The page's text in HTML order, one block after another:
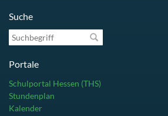
Suche
Suchbegriff
Portale
Schulportal Hessen (THS)
Stundenplan
Kalender